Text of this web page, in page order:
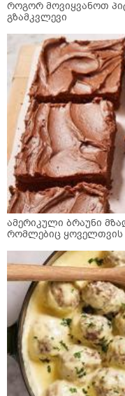
როგორ მოვიყვანოთ
გზამკვლევი
ამერიკული ბრაუნი
რომლებიც ყოველთვის